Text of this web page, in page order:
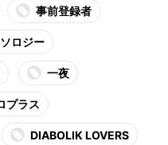
事前登録者
ロジー
一夜
プラス
DIABOLIK LOVERS